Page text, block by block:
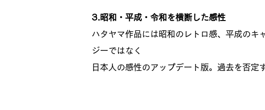
3.昭和・平成・令和を横断した感性
ハタヤマ作品には昭和のレトロ感、平成の
ジーではなく
日本人の感性のアップデート版。過去を否定